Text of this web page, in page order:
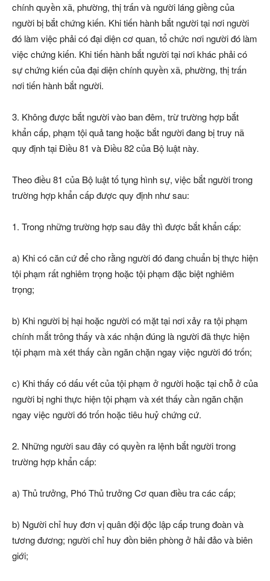
chính quyền xã, phường, thị trấn và người láng giềng của
người bị bắt chứng kiến. Khi tiến hành bắt người tại nơi người
đó làm việc phải có đại diện cơ quan, tổ chức nơi người đó làm
việc chứng kiến. Khi tiến hành bắt người tại nơi khác phải có
sự chứng kiến của đại diện chính quyền xã, phường, thị trấn
nơi tiến hành bắt người.
3. Không được bắt người vào ban đêm, trừ trường hợp bắt
khẩn cấp, phạm tội quả tang hoặc bắt người đang bị truy nã
quy định tại Điều 81 và Điều 82 của Bộ luật này.
Theo điều 81 của Bộ luật tố tụng hình sự, việc bắt người trong
trường hợp khẩn cấp được quy định như sau:
1. Trong những trường hợp sau đây thì được bắt khẩn cấp:
a) Khi có căn cứ để cho rằng người đó đang chuẩn bị thực hiện
tội phạm rất nghiêm trọng hoặc tội phạm đặc biệt nghiêm
trọng;
b) Khi người bị hại hoặc người có mặt tại nơi xảy ra tội phạm
chính mắt trông thấy và xác nhận đúng là người đã thực hiện
tội phạm mà xét thấy cần ngăn chặn ngay việc người đó trốn;
c) Khi thấy có dấu vết của tội phạm ở người hoặc tại chỗ ở của
người bị nghi thực hiện tội phạm và xét thấy cần ngăn chặn
ngay việc người đó trốn hoặc tiêu huỷ chứng cứ.
2. Những người sau đây có quyền ra lệnh bắt người trong
trường hợp khẩn cấp:
a) Thủ trưởng, Phó Thủ trưởng Cơ quan điều tra các cấp;
b) Người chỉ huy đơn vị quân đội độc lập cấp trung đoàn và
tương đương; người chỉ huy đồn biên phòng ở hải đảo và biên
giới;